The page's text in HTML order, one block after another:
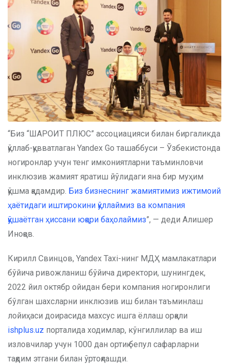
“Биз “ШAРОИТ ПЛЮС” ассоциацияси билан биргаликда
қўллаб-қувватлаган Yandex Go ташаббуси – Ўзбекистонда
ногиронлар учун тенг имкониятларни таъминловчи
инклюзив жамият яратиш йўлидаги яна бир муҳим
қўшма қадамдир. Биз бизнеснинг жамиятимиз ижтимоий
ҳаётидаги иштирокини қўллаймиз ва компания
қўшаётган ҳиссани юқори баҳолаймиз”, — деди Aлишер
Иноқов.
Кирилл Свинцов, Yandex Taxi-нинг МДҲ мамлакатлари
бўйича ривожланиш бўйича директори, шунингдек,
2022 йил октябр ойидан бери компания ногиронлиги
бўлган шахсларни инклюзив иш билан таъминлаш
лойиҳаси доирасида махсус ишга ёллаш орқали
ishplus.uz порталида ходимлар, кўнгиллилар ва иш
изловчилар учун 1000 дан ортиқ бепул сафарларни
тақдим этгани билан ўртоқлашди.